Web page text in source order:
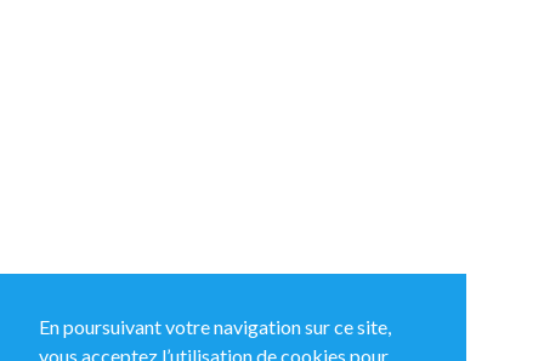
En poursuivant votre navigation sur ce site,
vous acceptez l’utilisation de cookies pour